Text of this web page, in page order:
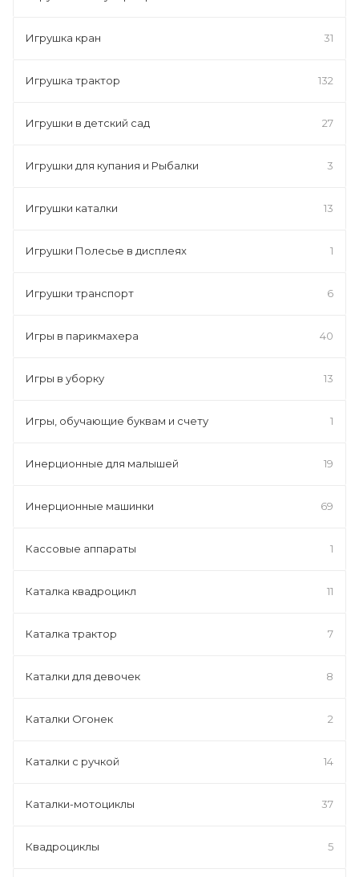
Игрушка кран 31
Игрушка трактор 132
Игрушки в детский сад 27
Игрушки для купания и Рыбалки 3
Игрушки каталки 13
Игрушки Полесье в дисплеях 1
Игрушки транспорт 6
Игры в парикмахера 40
Игры в уборку 13
Игры, обучающие буквам и счету 1
Инерционные для малышей 19
Инерционные машинки 69
Кассовые аппараты 1
Каталка квадроцикл 11
Каталка трактор 7
Каталки для девочек 8
Каталки Огонек 2
Каталки с ручкой 14
Каталки-мотоциклы 37
Квадроциклы 5